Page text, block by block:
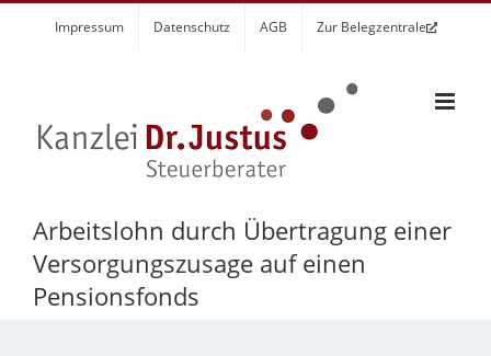
Impressum Datenschutz AGB Zur Belegzentrale
Arbeitslohn durch Übertragung einer
Versorgungszusage auf einen
Pensionsfonds